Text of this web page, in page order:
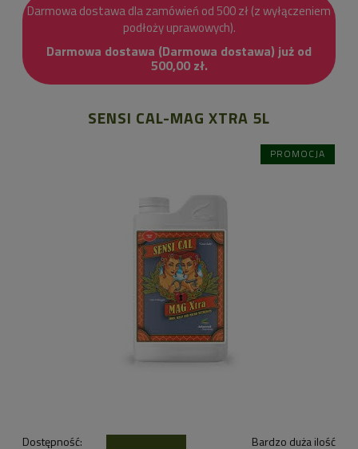
Darmowa dostawa dla zamówień od 500 zł (z wyłączeniem
podłoży uprawowych).
Darmowa dostawa (Darmowa dostawa) już od
500,00 zł.
SENSI CAL-MAG XTRA 5L
PROMOCJA
Dostępność:
Bardzo duża ilość